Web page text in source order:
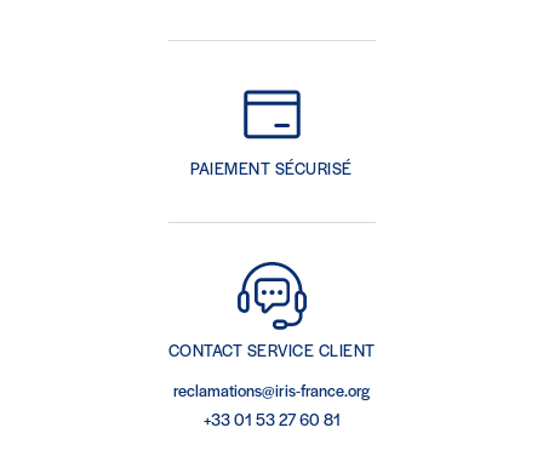
PAIEMENT SÉCURISÉ
CONTACT SERVICE CLIENT
reclamations@iris-france.org
+33 01 53 27 60 81